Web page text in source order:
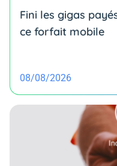
Fini les gigas
ce forfait mobile
08/08/2026